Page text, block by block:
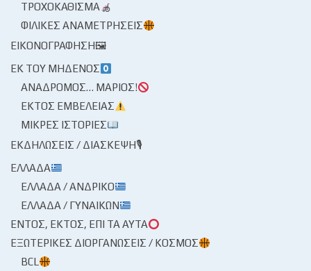
ΤΡΟΧΟΚΆΘΙΣΜΑ
ΦΙΛΙΚΈΣ ΑΝΑΜΕΤΡΉΣΕΙΣ
ΕΙΚΟΝΟΓΡΆΦΗΣΗ🖼
ΕΚ ΤΟΥ ΜΗΔΕΝΌΣ
ΑΝΆΔΡΟΜΟΣ… ΜΆΡΙΟΣ!
ΕΚΤΌΣ ΕΜΒΈΛΕΙΑΣ
ΜΙΚΡΈΣ ΙΣΤΟΡΊΕΣ
ΕΚΔΗΛΏΣΕΙΣ / ΔΙΆΣΚΕΨΗ🎙
ΕΛΛΆΔΑ
ΕΛΛΆΔΑ / ΑΝΔΡΙΚΌ
ΕΛΛΆΔΑ / ΓΥΝΑΙΚΏΝ
ΕΝΤΌΣ, ΕΚΤΌΣ, ΕΠΊ ΤΑ ΑΥΤΆ
ΕΞΩΤΕΡΙΚΈΣ ΔΙΟΡΓΑΝΏΣΕΙΣ / ΚΌΣΜΟΣ
BCL